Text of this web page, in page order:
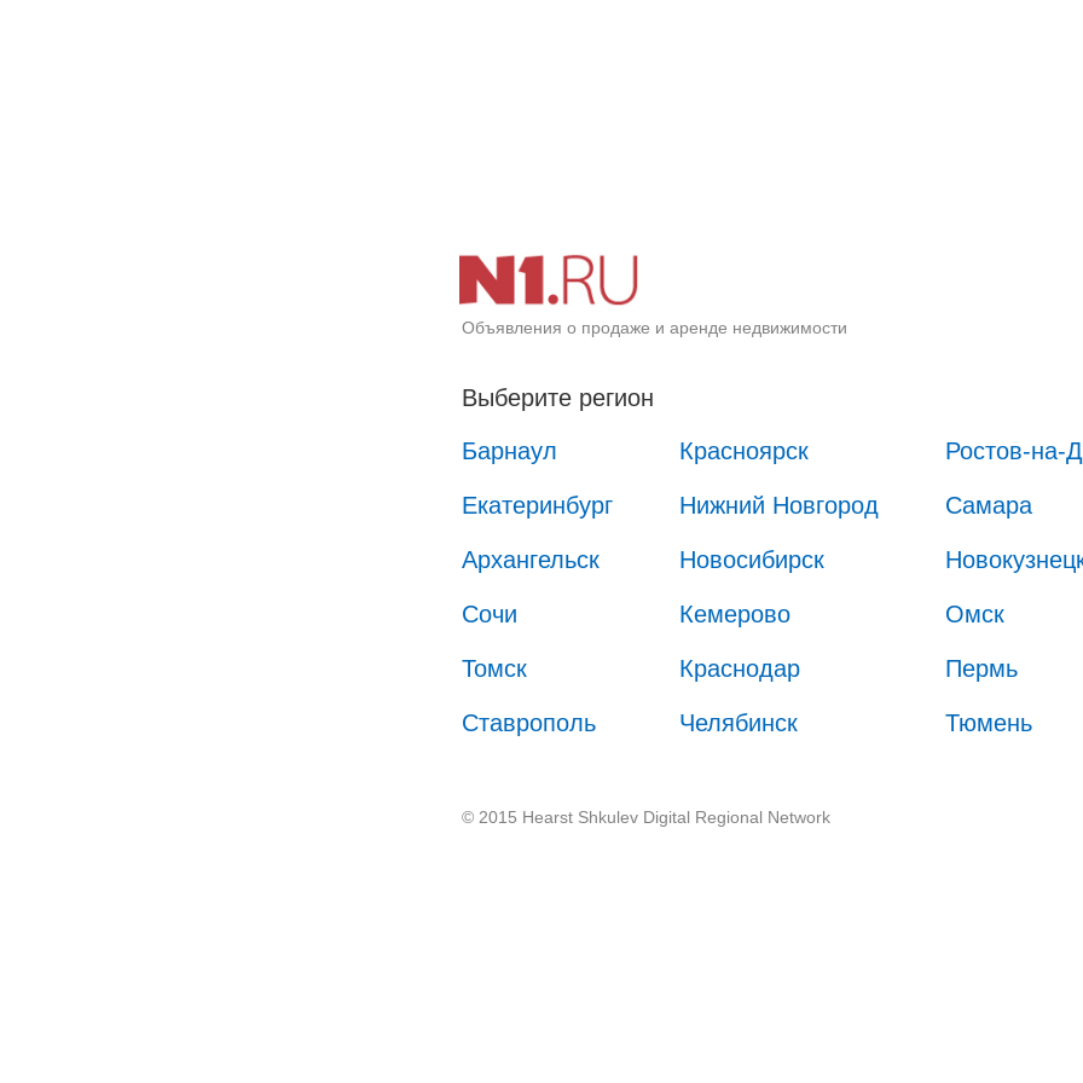
Объявления о продаже и аренде недвижимости
Выберите регион
Барнаул
Красноярск Ростов-на-
Екатеринбург Нижний Новгород Самара
Архангельск Новосибирск
Сочи Кемерово Омск
Томск Краснодар Пермь
Ставрополь Челябинск Тюмень
© 2015 Hearst Shkulev Digital Regional Network